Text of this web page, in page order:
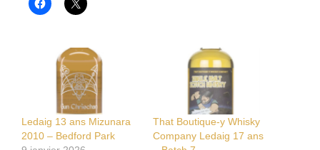
Ledaig 13 ans Mizunara
2010 – Bedford Park
That Boutique-y Whisky
Company Ledaig 17 ans